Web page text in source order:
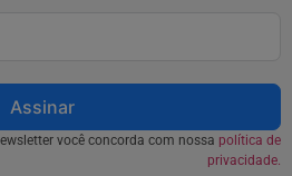
Assinar
você concorda com nossa política de
privacidade.